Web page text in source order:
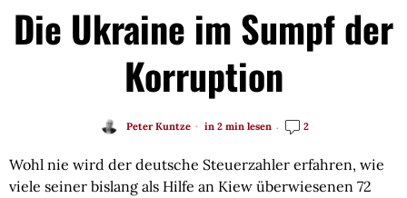
Die Ukraine im Sumpf der
Korruption
Peter Kuntze in 2 min lesen 2
Wohl nie wird der deutsche Steuerzahler erfahren, wie
viele seiner bislang als Hilfe an Kiew überwiesenen 72